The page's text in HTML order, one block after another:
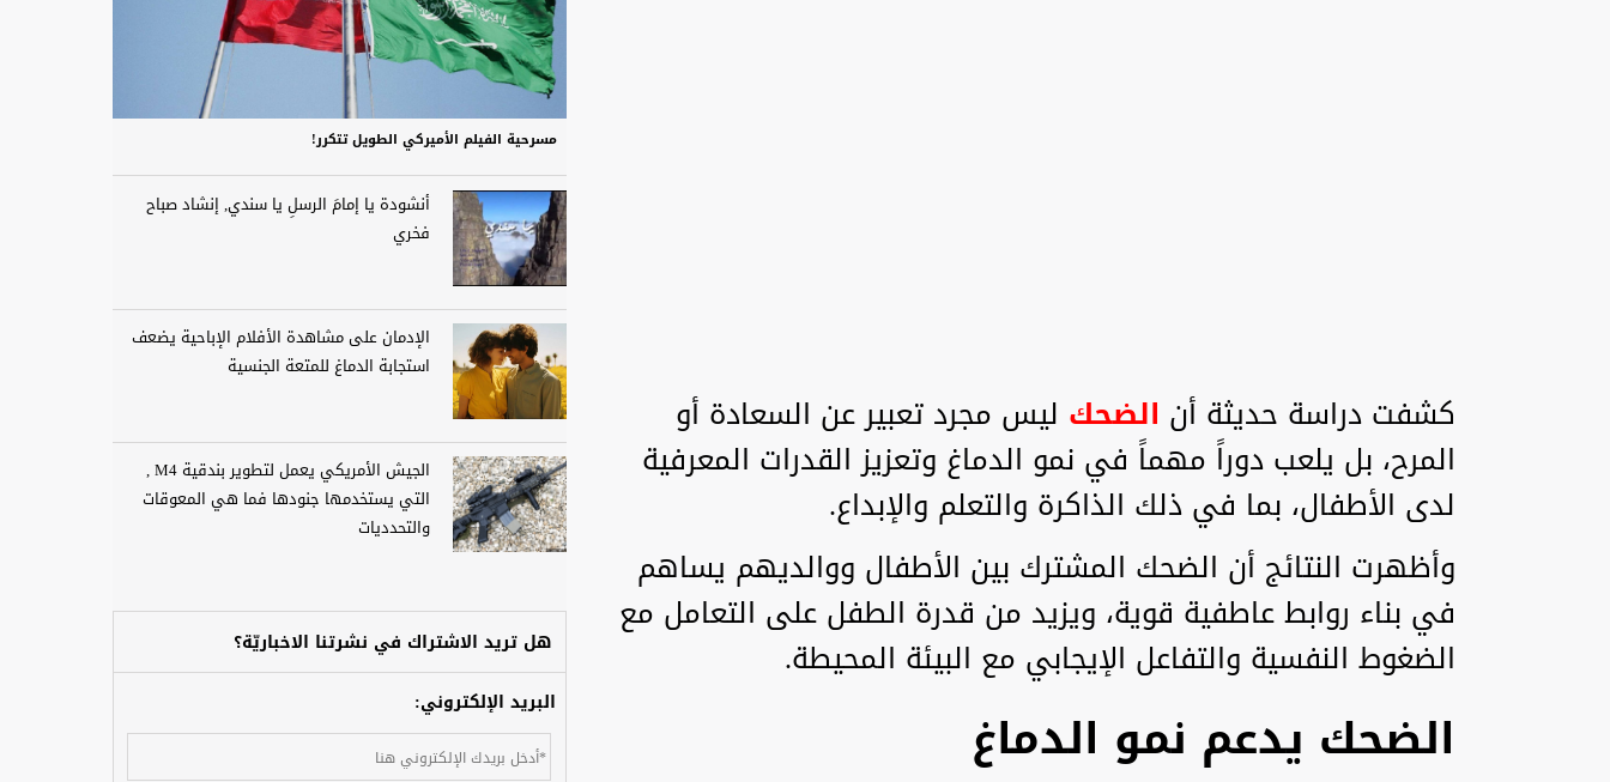
كشفت دراسة حديثة أن الضحك ليس مجرد تعبير عن السعادة أو
المرح، بل يلعب دوراً مهماً في نمو الدماغ وتعزيز القدرات المعرفية
لدى الأطفال، بما في ذلك الذاكرة والتعلم والإبداع.
وأظهرت النتائج أن الضحك المشترك بين الأطفال ووالديهم يساهم
في بناء روابط عاطفية قوية، ويزيد من قدرة الطفل على التعامل مع
الضغوط النفسية والتفاعل الإيجابي مع البيئة المحيطة.
الضحك يدعم نمو الدماغ
مسرحية الفيلم الأميركي الطويل تتكرر!
أنشودة يا إمامَ الرسلِ يا سندي, إنشاد صباح
فخري
الإدمان على مشاهدة الأفلام الإباحية يضعف
استجابة الدماغ للمتعة الجنسية
الجيش الأمريكي يعمل لتطوير بندقية M4 ,
التي يستخدمها جنودها فما هي المعوقات
والتحدديات
هل تريد الاشتراك في نشرتنا الاخباريّة؟
البريد الإلكتروني: